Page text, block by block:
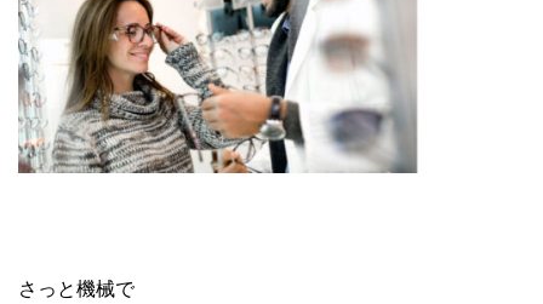
さっと機械で